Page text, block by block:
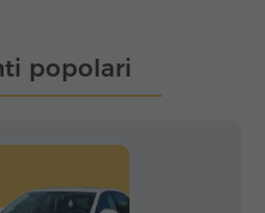
popolari